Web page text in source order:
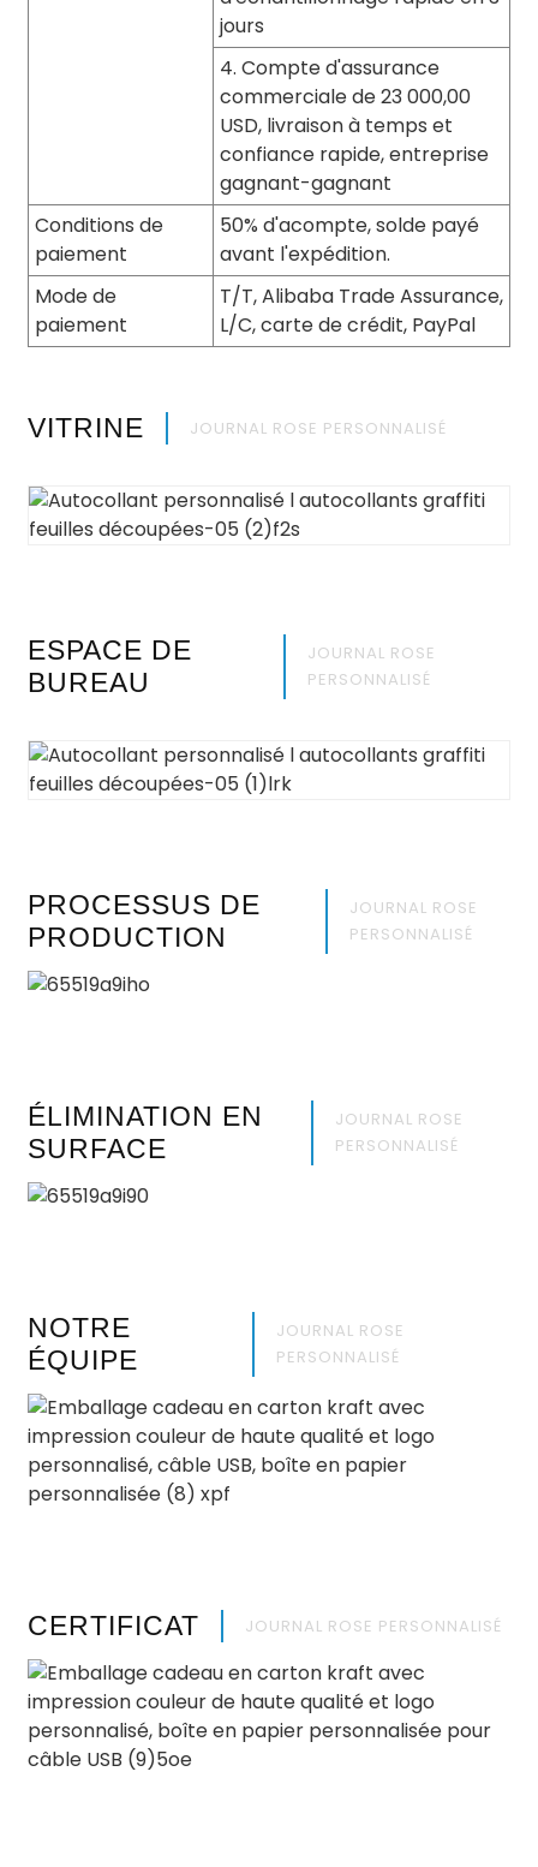
jours
4. Compte d'assurance
commerciale de 23 000,00
USD, livraison à temps et
confiance rapide, entreprise
gagnant-gagnant
Conditions de
paiement
50% d'acompte, solde payé
avant l'expédition.
Mode de
paiement
T/T, Alibaba Trade Assurance,
L/C, carte de crédit, PayPal
VITRINE JOURNAL ROSE PERSONNALISÉ
ESPACE DE
BUREAU
JOURNAL ROSE
PERSONNALISÉ
PROCESSUS DE
PRODUCTION
JOURNAL ROSE
PERSONNALISÉ
ÉLIMINATION EN
SURFACE
JOURNAL ROSE
PERSONNALISÉ
NOTRE
ÉQUIPE
JOURNAL ROSE
PERSONNALISÉ
CERTIFICAT JOURNAL ROSE PERSONNALISÉ